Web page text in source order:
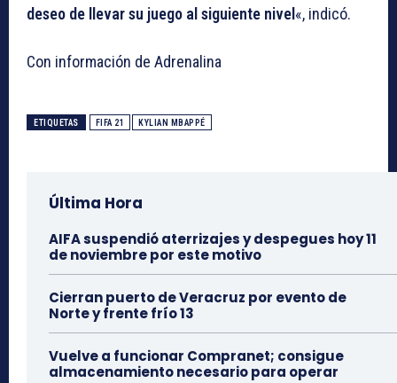
deseo de llevar su juego al siguiente nivel «, indicó.
Con información de Adrenalina
ETIQUETAS FIFA 21 KYLIAN MBAPPÉ
Última Hora
AIFA suspendió aterrizajes y despegues hoy 11
de noviembre por este motivo
Cierran puerto de Veracruz por evento de
Norte y frente frío 13
Vuelve a funcionar Compranet; consigue
almacenamiento necesario para operar